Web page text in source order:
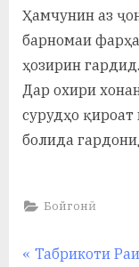
Ҳамчунин аз
барномаи
ҳозирин гардид.
Дар охири
сурудҳо
болида
Бойгонӣ
P
Табрикоти